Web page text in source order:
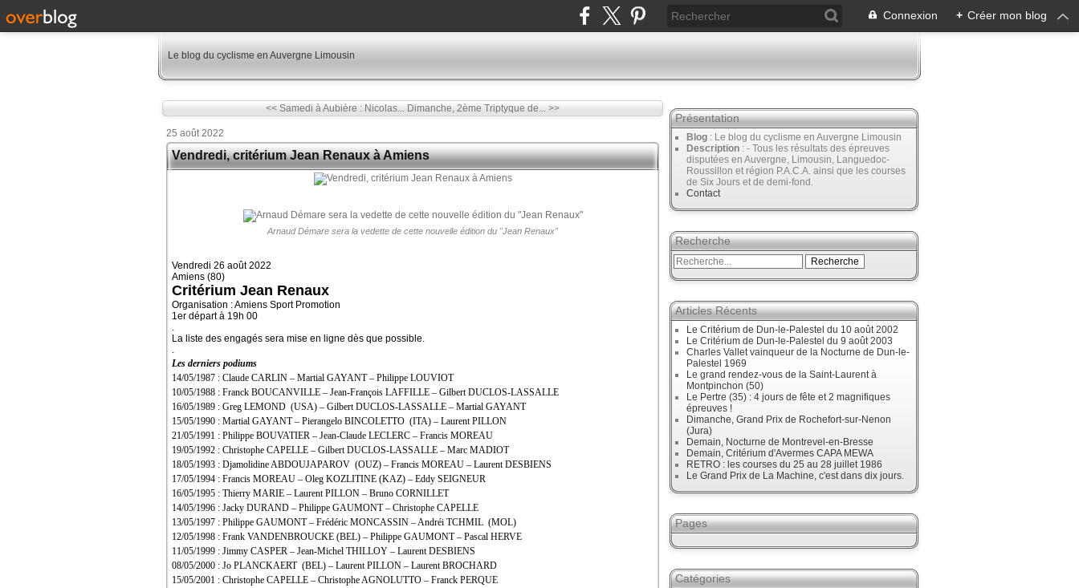
Connexion + Créer mon blog
Le blog du cyclisme en Auvergne Limousin
<< Samedi à Aubière : Nicolas... Dimanche, 2ème Triptyque de... >>
25 août 2022
Vendredi, critérium Jean Renaux à Amiens
Arnaud Démare sera la vedette de cette nouvelle édition du "Jean Renaux"
Vendredi 26 août 2022
Amiens (80)
Critérium Jean Renaux
Organisation : Amiens Sport Promotion
1er départ à 19h 00
.
La liste des engagés sera mise en ligne dès que possible.
.
Les derniers podiums
14/05/1987 : Claude CARLIN – Martial GAYANT – Philippe LOUVIOT
10/05/1988 : Franck BOUCANVILLE – Jean-François LAFFILLE – Gilbert DUCLOS-LASSALLE
16/05/1989 : Greg LEMOND (USA) – Gilbert DUCLOS-LASSALLE – Martial GAYANT
15/05/1990 : Martial GAYANT – Pierangelo BINCOLETTO (ITA) – Laurent PILLON
21/05/1991 : Philippe BOUVATIER – Jean-Claude LECLERC – Francis MOREAU
19/05/1992 : Christophe CAPELLE – Gilbert DUCLOS-LASSALLE – Marc MADIOT
18/05/1993 : Djamolidine ABDOUJAPAROV (OUZ) – Francis MOREAU – Laurent DESBIENS
17/05/1994 : Francis MOREAU – Oleg KOZLITINE (KAZ) – Eddy SEIGNEUR
16/05/1995 : Thierry MARIE – Laurent PILLON – Bruno CORNILLET
14/05/1996 : Jacky DURAND – Philippe GAUMONT – Christophe CAPELLE
13/05/1997 : Philippe GAUMONT – Frédéric MONCASSIN – Andréi TCHMIL (MOL)
12/05/1998 : Frank VANDENBROUCKE (BEL) – Philippe GAUMONT – Pascal HERVE
11/05/1999 : Jimmy CASPER – Jean-Michel THILLOY – Laurent DESBIENS
08/05/2000 : Jo PLANCKAERT (BEL) – Laurent PILLON – Laurent BROCHARD
15/05/2001 : Christophe CAPELLE – Christophe AGNOLUTTO – Franck PERQUE
Présentation
Blog : Le blog du cyclisme en Auvergne Limousin
Description : - Tous les résultats des épreuves
disputées en Auvergne, Limousin, Languedoc-
Roussillon et région P.A.C.A. ainsi que les courses
de Six Jours et de demi-fond.
Contact
Recherche
Articles Récents
Le Critérium de Dun-le-Palestel du 10 août 2002
Le Critérium de Dun-le-Palestel du 9 août 2003
Charles Vallet vainqueur de la Nocturne de Dun-le-
Palestel 1969
Le grand rendez-vous de la Saint-Laurent à
Montpinchon (50)
Le Pertre (35) : 4 jours de fête et 2 magnifiques
épreuves !
Dimanche, Grand Prix de Rochefort-sur-Nenon
(Jura)
Demain, Nocturne de Montrevel-en-Bresse
Demain, Critérium d'Avermes CAPA MEWA
RETRO : les courses du 25 au 28 juillet 1986
Le Grand Prix de La Machine, c'est dans dix jours.
Pages
Catégories